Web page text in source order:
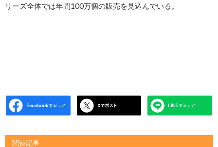
リーズ全体では年間100万個の販売を見込んでいる。
関連記事